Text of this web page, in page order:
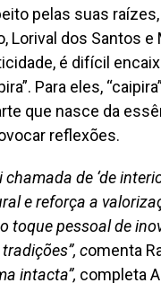
pelas suas raízes,
Lorival dos Santos e
é difícil
Para eles,
que nasce da
reflexões.
de ‘de
e reforça a
toque pessoal de
comenta
intacta”, completa